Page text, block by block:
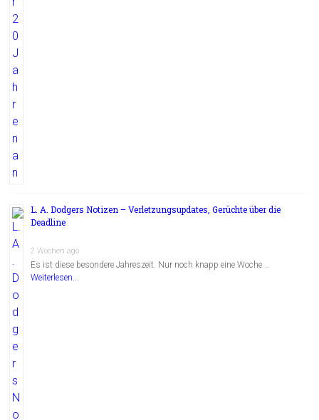
L. A. Dodgers Notizen – Verletzungsupdates, Gerüchte über die
Deadline
2 Wochen ago
Es ist diese besondere Jahreszeit. Nur noch knapp eine Woche …
Weiterlesen...